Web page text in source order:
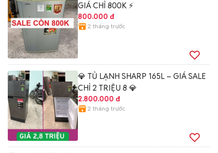
GIÁ CHỈ 800K ⚡
800.000 đ
2 tháng trước
💎 TỦ LẠNH SHARP 165L – GIÁ SALE
CHỈ 2 TRIỆU 8 💎
2.800.000 đ
2 tháng trước